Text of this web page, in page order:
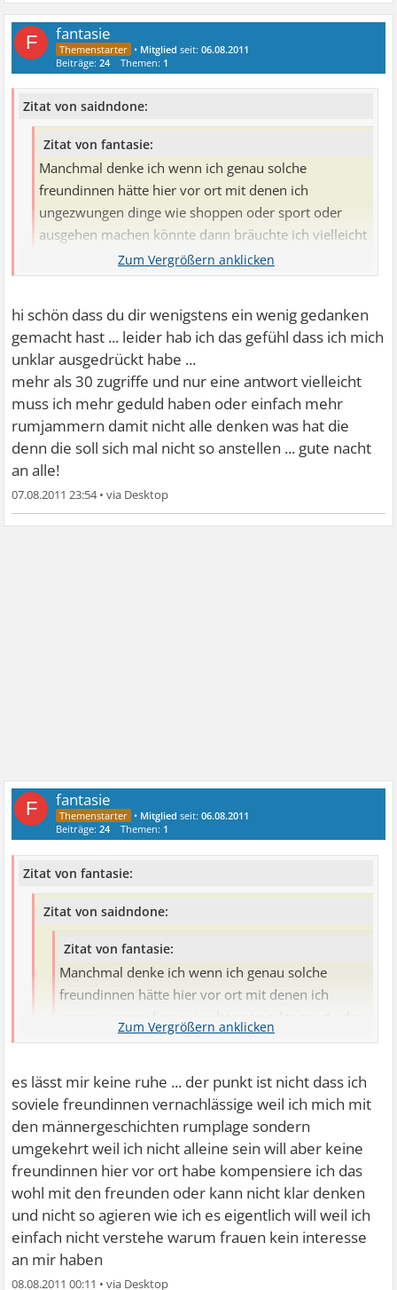
F fantasie
• Mitglied seit:06.08.2011
Beiträge:24 Themen: 1
Zitat von saidndone:
Zitat von fantasie:
Manchmal denke ich wenn ich genau solche
freundinnen hätte hier vor ort mit denen ich
ungezwungen dinge wie shoppen oder sport oder
ausgehen machen könnte dann bräuchte ich vielleicht
erstmal keinen freund mehr oder den einen und sonst
nichts ...
Machs halt umgekehrt. Dann hast Du die Zeit für
Freundinnen, die Du jetzt mit der Beschäftigung mit den
Froinden nicht hast.
hi schön dass du dir wenigstens ein wenig gedanken
gemacht hast ... leider hab ich das gefühl dass ich mich
unklar ausgedrückt habe ...
mehr als 30 zugriffe und nur eine antwort vielleicht
muss ich mehr geduld haben oder einfach mehr
rumjammern damit nicht alle denken was hat die
denn die soll sich mal nicht so anstellen ... gute nacht
an alle!
07.08.2011 23:54•
F fantasie
• Mitglied seit:06.08.2011
Beiträge:24 Themen: 1
Zitat von fantasie:
Zitat von saidndone:
Zitat von fantasie:
Manchmal denke ich wenn ich genau solche
freundinnen hätte hier vor ort mit denen ich
ungezwungen dinge wie shoppen oder sport oder
ausgehen machen könnte dann bräuchte ich
einen und sonst nichts ...
Machs halt umgekehrt. Dann hast Du die Zeit für
Freundinnen, die Du jetzt mit der Beschäftigung mit
den Froinden nicht hast.
hi schön dass du dir wenigstens ein wenig gedanken
gemacht hast ... leider hab ich das gefühl dass ich mich
unklar ausgedrückt habe ...
mehr als 30 zugriffe und nur eine antwort vielleicht muss
ich mehr geduld haben oder einfach mehr rumjammern
damit nicht alle denken was hat die denn die soll sich mal
nicht so anstellen ... gute nacht an alle!
es lässt mir keine ruhe ... der punkt ist nicht dass ich
soviele freundinnen vernachlässige weil ich mich mit
den männergeschichten rumplage sondern
umgekehrt weil ich nicht alleine sein will aber keine
freundinnen hier vor ort habe kompensiere ich das
wohl mit den freunden oder kann nicht klar denken
und nicht so agieren wie ich es eigentlich will weil ich
einfach nicht verstehe warum frauen kein interesse
an mir haben
08.08.2011 00:11 •